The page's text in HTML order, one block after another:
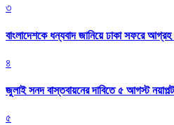
৩
বাংলাদেশকে ধন্যবাদ জানিয়ে ঢাকা সফরে
৪
জুলাই সনদ বাস্তবায়নের দাবিতে ৫ আগস্ট
৫